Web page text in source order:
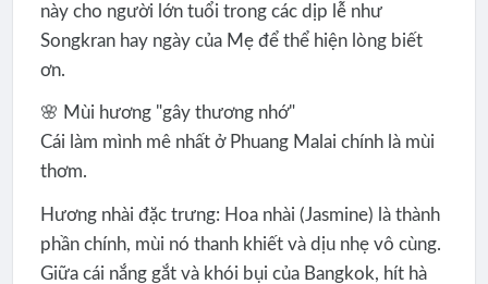
này cho người lớn tuổi trong các dịp lễ như
Songkran hay ngày của Mẹ để thể hiện lòng biết
ơn.
🌸 Mùi hương "gây thương nhớ"
Cái làm mình mê nhất ở Phuang Malai chính là mùi
thơm.
Hương nhài đặc trưng: Hoa nhài (Jasmine) là thành
phần chính, mùi nó thanh khiết và dịu nhẹ vô cùng.
Giữa cái nắng gắt và khói bụi của Bangkok, hít hà